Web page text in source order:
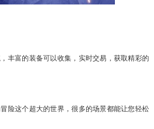
富的装备可以收集，实时交易，获取精彩的
这个超大的世界，很多的场景都能让您轻松